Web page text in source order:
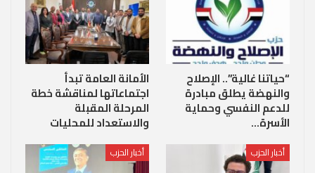
“حياتنا غالية”.. الإصلاح
والنهضة يطلق مبادرة
للدعم النفسي وحماية
الأسرة…
الأمانة العامة تبدأ
اجتماعاتها لمناقشة خطة
المرحلة المقبلة
والاستعداد للمحليات
أخبار الحزب أخبار الحزب